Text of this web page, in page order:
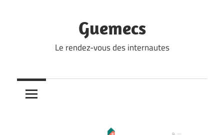
Guemecs
Le rendez-vous des internautes